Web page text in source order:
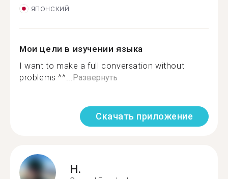
японский
Мои цели в изучении языка
I want to make a full conversation without
problems ^^...Развернуть
Скачать приложение
H.